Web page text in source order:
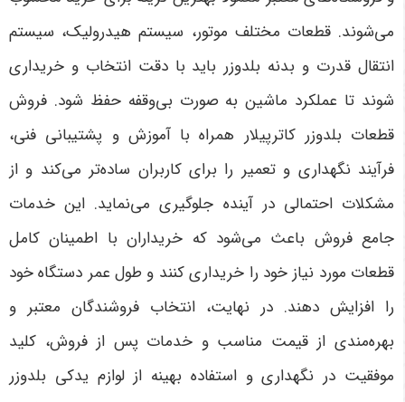
می‌شوند. قطعات مختلف موتور، سیستم هیدرولیک، سیستم
انتقال قدرت و بدنه بلدوزر باید با دقت انتخاب و خریداری
شوند تا عملکرد ماشین به صورت بی‌وقفه حفظ شود. فروش
قطعات بلدوزر کاترپیلار همراه با آموزش و پشتیبانی فنی،
فرآیند نگهداری و تعمیر را برای کاربران ساده‌تر می‌کند و از
مشکلات احتمالی در آینده جلوگیری می‌نماید. این خدمات
جامع فروش باعث می‌شود که خریداران با اطمینان کامل
قطعات مورد نیاز خود را خریداری کنند و طول عمر دستگاه خود
را افزایش دهند. در نهایت، انتخاب فروشندگان معتبر و
بهره‌مندی از قیمت مناسب و خدمات پس از فروش، کلید
موفقیت در نگهداری و استفاده بهینه از لوازم یدکی بلدوزر